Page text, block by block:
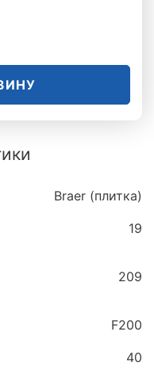
Braer (плитка)
19
209
F200
40